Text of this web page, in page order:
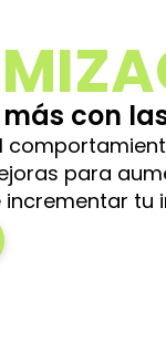
con
para
tu